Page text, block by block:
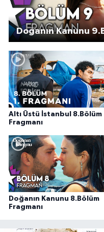
Doğanın Kanunu
Altı Üstü İstanbul 8.Bölüm
Fragmanı
Doğanın Kanunu 8.Bölüm
Fragmanı